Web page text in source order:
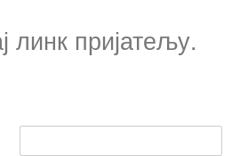
пријатељу.